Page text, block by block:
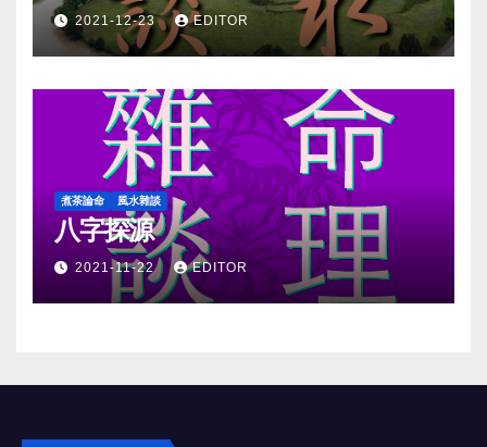
2021-12-23 EDITOR
煮茶論命 風水雜談
八字探源
2021-11-22 EDITOR